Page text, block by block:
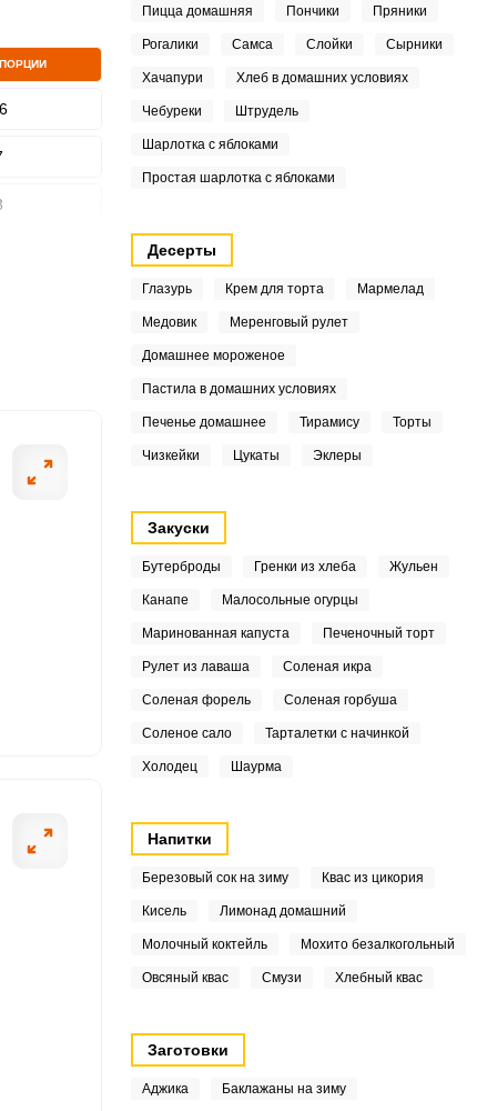
Пицца домашняя Пончики Пряники
Рогалики Самса Слойки Сырники
Хачапури Хлеб в домашних условиях
Чебуреки Штрудель
Шарлотка с яблоками
Простая шарлотка с яблоками
Десерты
Глазурь Крем для торта Мармелад
Медовик Меренговый рулет
Домашнее мороженое
Пастила в домашних условиях
Печенье домашнее Тирамису Торты
Чизкейки Цукаты Эклеры
Закуски
Бутерброды Гренки из хлеба Жульен
Канапе Малосольные огурцы
Маринованная капуста Печеночный торт
Рулет из лаваша Соленая икра
Соленая форель Соленая горбуша
Соленое сало Тарталетки с начинкой
Холодец Шаурма
Напитки
Березовый сок на зиму Квас из цикория
Кисель Лимонад домашний
Молочный коктейль Мохито безалкогольный
Овсяный квас Смузи Хлебный квас
Заготовки
Аджика Баклажаны на зиму
2 ИЗ 9